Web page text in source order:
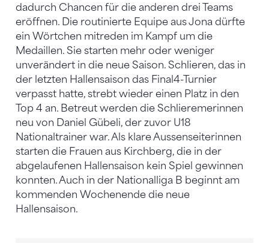
dadurch Chancen für die anderen drei Teams
eröffnen. Die routinierte Equipe aus Jona dürfte
ein Wörtchen mitreden im Kampf um die
Medaillen. Sie starten mehr oder weniger
unverändert in die neue Saison. Schlieren, das in
der letzten Hallensaison das Final4-Turnier
verpasst hatte, strebt wieder einen Platz in den
Top 4 an. Betreut werden die Schlieremerinnen
neu von Daniel Gübeli, der zuvor U18
Nationaltrainer war. Als klare Aussenseiterinnen
starten die Frauen aus Kirchberg, die in der
abgelaufenen Hallensaison kein Spiel gewinnen
konnten. Auch in der Nationalliga B beginnt am
kommenden Wochenende die neue
Hallensaison.